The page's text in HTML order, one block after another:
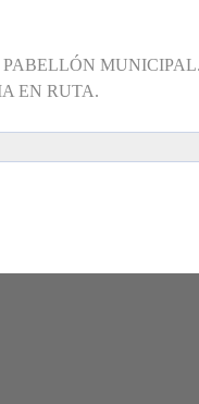
MUNICIPAL.
EN RUTA.